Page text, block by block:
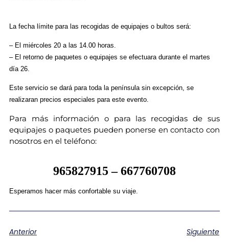
La fecha límite para las recogidas de equipajes o bultos será:
– El miércoles 20 a las 14.00 horas.
– El retorno de paquetes o equipajes se efectuara durante el martes
día 26.
Este servicio se dará para toda la península sin excepción, se
realizaran precios especiales para este evento.
Para más información o para las recogidas de sus
equipajes o paquetes pueden ponerse en contacto con
nosotros en el teléfono:
965827915 – 667760708
Esperamos hacer más confortable su viaje.
Anterior Siguiente